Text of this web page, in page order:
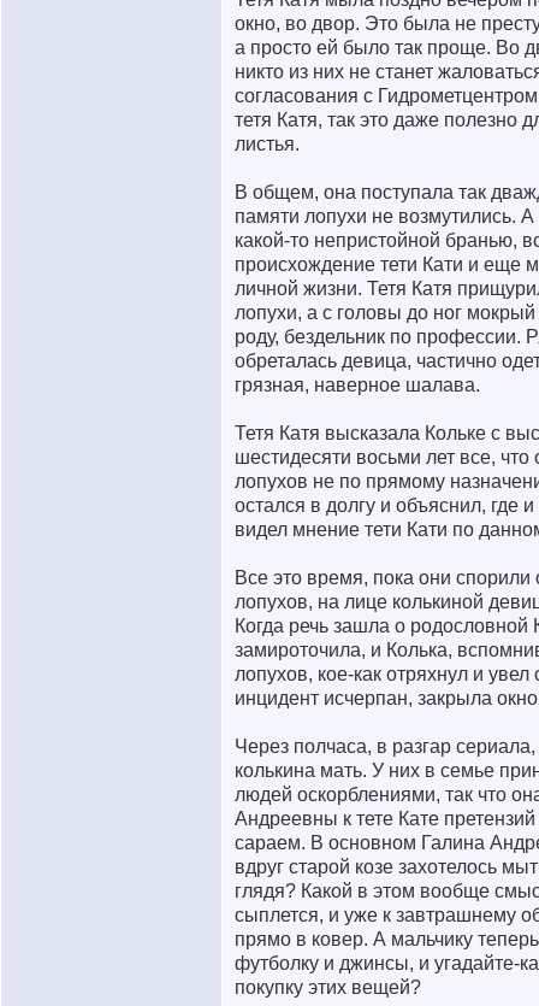
окно, во двор. Это была не
а просто ей было так проще. Во
никто из них не станет
согласования с
тетя Катя, так это даже
листья.
В общем, она поступала так
памяти лопухи не возмутились.
какой-то непристойной бранью,
происхождение тети Кати и еще
личной жизни. Тетя Катя
лопухи, а с головы до ног
роду, бездельник по профессии.
обреталась девица, частично
грязная, наверное шалава.
Тетя Катя высказала Кольке с
шестидесяти восьми лет все,
лопухов не по прямому
остался в долгу и объяснил, где
видел мнение тети Кати по
Все это время, пока они
лопухов, на лице колькиной
Когда речь зашла о родословной
замироточила, и Колька,
лопухов, кое-как отряхнул и
инцидент исчерпан, закрыла
Через полчаса, в разгар
колькина мать. У них в семье
людей оскорблениями, так что
Андреевны к тете Кате
сараем. В основном Галина
вдруг старой козе захотелось
глядя? Какой в этом вообще
сыплется, и уже к завтрашнему
прямо в ковер. А мальчику
футболку и джинсы, и угадайте-
покупку этих вещей?